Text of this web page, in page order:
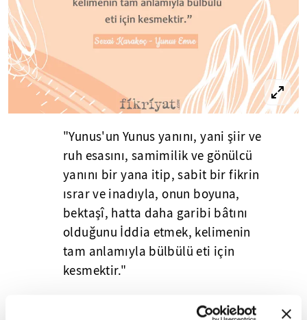
"Yunus'un Yunus yanını, yani şiir ve
ruh esasını, samimilik ve gönülcü
yanını bir yana itip, sabit bir fikrin
ısrar ve inadıyla, onun boyuna,
bektaşî, hatta daha garibi bâtını
olduğunu İddia etmek, kelimenin
tam anlamıyla bülbülü eti için
kesmektir."